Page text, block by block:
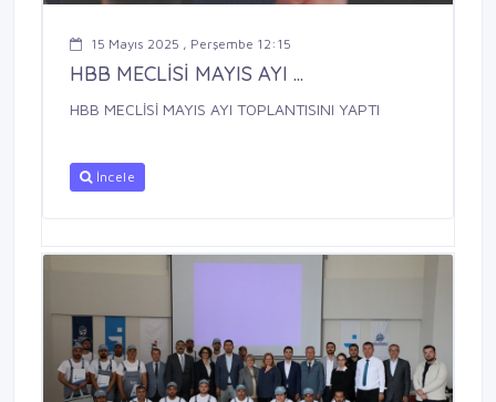
15 Mayıs 2025 , Perşembe 12:15
HBB MECLİSİ MAYIS AYI ...
HBB MECLİSİ MAYIS AYI TOPLANTISINI YAPTI
İncele